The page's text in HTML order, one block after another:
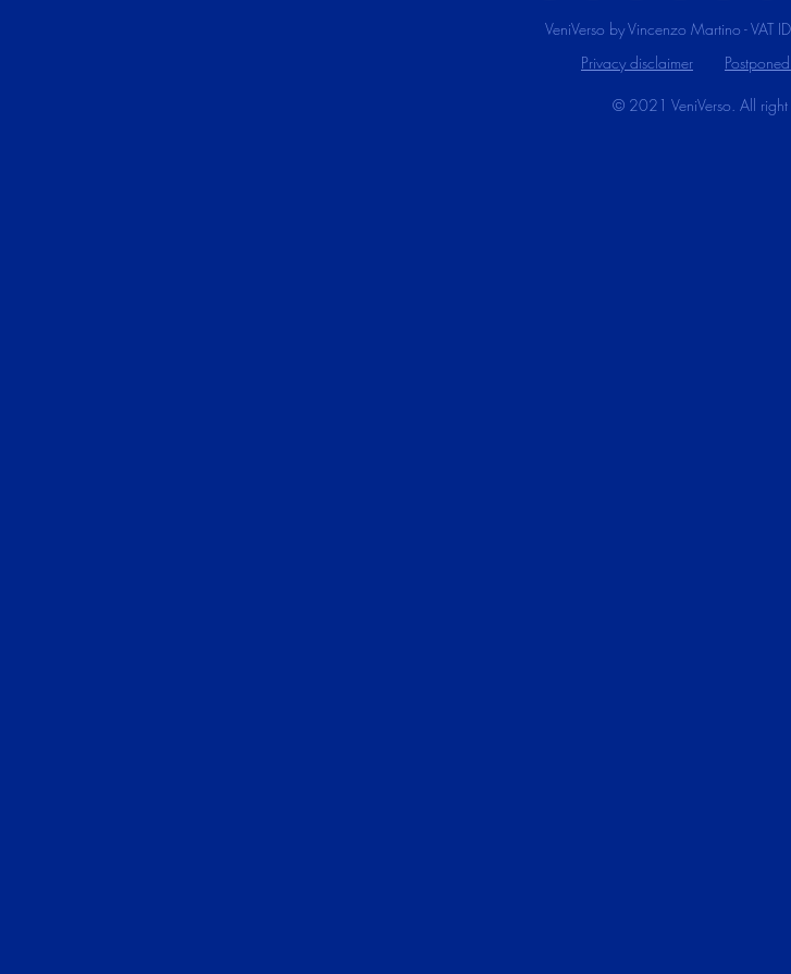
VeniVerso by Vincenzo Martino -
Privacy disclaimer
© 2021 VeniVerso. All right